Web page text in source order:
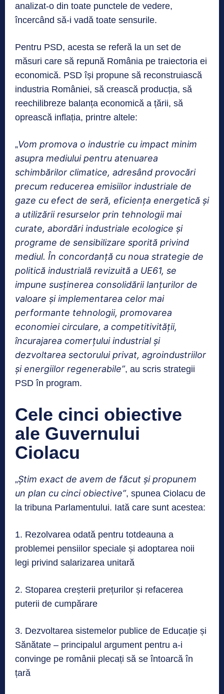
analizat-o din toate punctele de vedere,
încercând să-i vadă toate sensurile.
Pentru PSD, acesta se referă la un set de
măsuri care să repună România pe traiectoria ei
economică. PSD își propune să reconstruiască
industria României, să crească producția, să
reechilibreze balanța economică a țării, să
oprească inflația, printre altele:
„Vom promova o industrie cu impact minim
asupra mediului pentru atenuarea
schimbărilor climatice, adresând provocări
precum reducerea emisiilor industriale de
gaze cu efect de seră, eficiența energetică și
a utilizării resurselor prin tehnologii mai
curate, abordări industriale ecologice și
programe de sensibilizare sporită privind
mediul. În concordanță cu noua strategie de
politică industrială revizuită a UE61, se
impune susținerea consolidării lanțurilor de
valoare și implementarea celor mai
performante tehnologii, promovarea
economiei circulare, a competitivității,
încurajarea comerțului industrial și
dezvoltarea sectorului privat, agroindustriilor
și energiilor regenerabile”, au scris strategii
PSD în program.
Cele cinci obiective
ale Guvernului
Ciolacu
„Știm exact de avem de făcut și propunem
un plan cu cinci obiective”, spunea Ciolacu de
la tribuna Parlamentului. Iată care sunt acestea:
1. Rezolvarea odată pentru totdeauna a
problemei pensiilor speciale și adoptarea noii
legi privind salarizarea unitară
2. Stoparea creșterii prețurilor și refacerea
puterii de cumpărare
3. Dezvoltarea sistemelor publice de Educație și
Sănătate – principalul argument pentru a-i
convinge pe românii plecați să se întoarcă în
țară